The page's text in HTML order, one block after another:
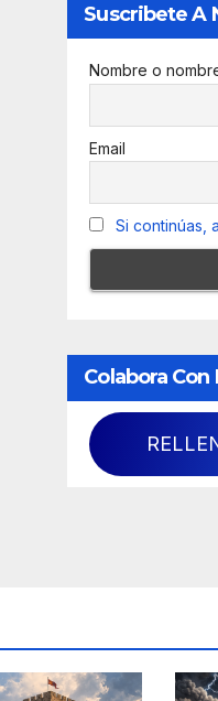
Suscribete A
Nombre o
Email
Si continúas,
Colabora Con